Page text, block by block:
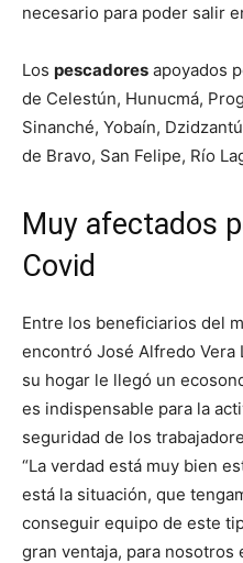
necesario para poder salir
Los pescadores apoyados
de Celestún, Hunucmá,
Sinanché, Yobaín,
de Bravo, San Felipe, Río
Muy afectados
Covid
Entre los beneficiarios del
encontró José Alfredo Vera
su hogar le llegó un
es indispensable para la
seguridad de los
“La verdad está muy bien
está la situación, que
conseguir equipo de este
gran ventaja, para nosotros